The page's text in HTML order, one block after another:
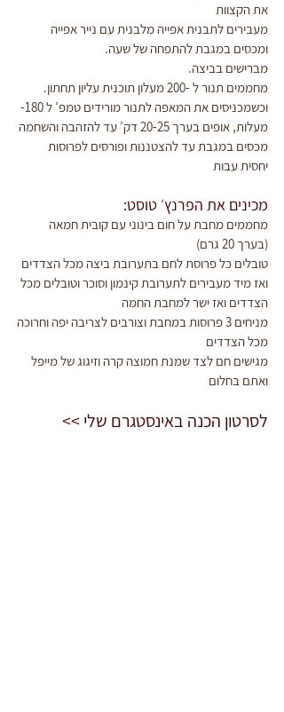
את הקצוות
מעבירים לתבנית אפייה מלבנית עם נייר אפייה
ומכסים במגבת להתפחה של שעה.
מברישים בביצה.
מחממים תנור ל -200 מעלון תוכנית עליון תחתון.
וכשמכניסים את המאפה לתנור מורידים טמפ’ ל 180-
מעלות, אופים בערך 20-25 דק’ עד להזהבה והשחמה
מכסים במגבת עד להצטננות ופורסים לפרוסות
יחסית עבות
מכינים את הפרנץ׳ טוסט:
מחממים מחבת על חום בינוני עם קובית חמאה
(בערך 20 גרם)
טובלים כל פרוסת לחם בתערובת ביצה מכל הצדדים
ואז מיד מעבירים לתערובת קינמון וסוכר וטובלים מכל
הצדדים ואז ישר למחבת החמה
מניחים 3 פרוסות במחבת וצורבים לצריבה יפה וחרוכה
מכל הצדדים
מגישים חם לצד שמנת חמוצה קרה וזיגוג של מייפל
ואתם בחלום
לסרטון הכנה באינסטגרם שלי >>